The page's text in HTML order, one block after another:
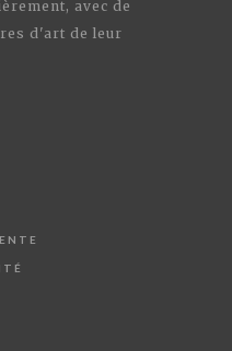
avec de
d'art de leur